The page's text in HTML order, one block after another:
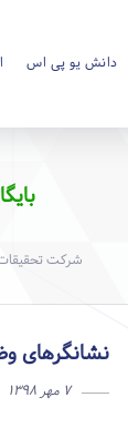
دانش یو پی اس
شرکت
نشانگرهای
۷ مهر ۱۳۹۸